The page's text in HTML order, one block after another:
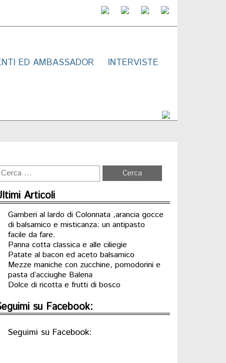
ED AMBASSADOR
INTERVISTE
Articoli
Gamberi al lardo di Colonnata ,arancia gocce
di balsamico e misticanza: un antipasto
facile da fare.
Panna cotta classica e alle ciliegie
Patate al bacon ed aceto balsamico
Mezze maniche con zucchine, pomodorini e
pasta d’acciughe Balena
Dolce di ricotta e frutti di bosco
su Facebook:
Seguimi su Facebook: